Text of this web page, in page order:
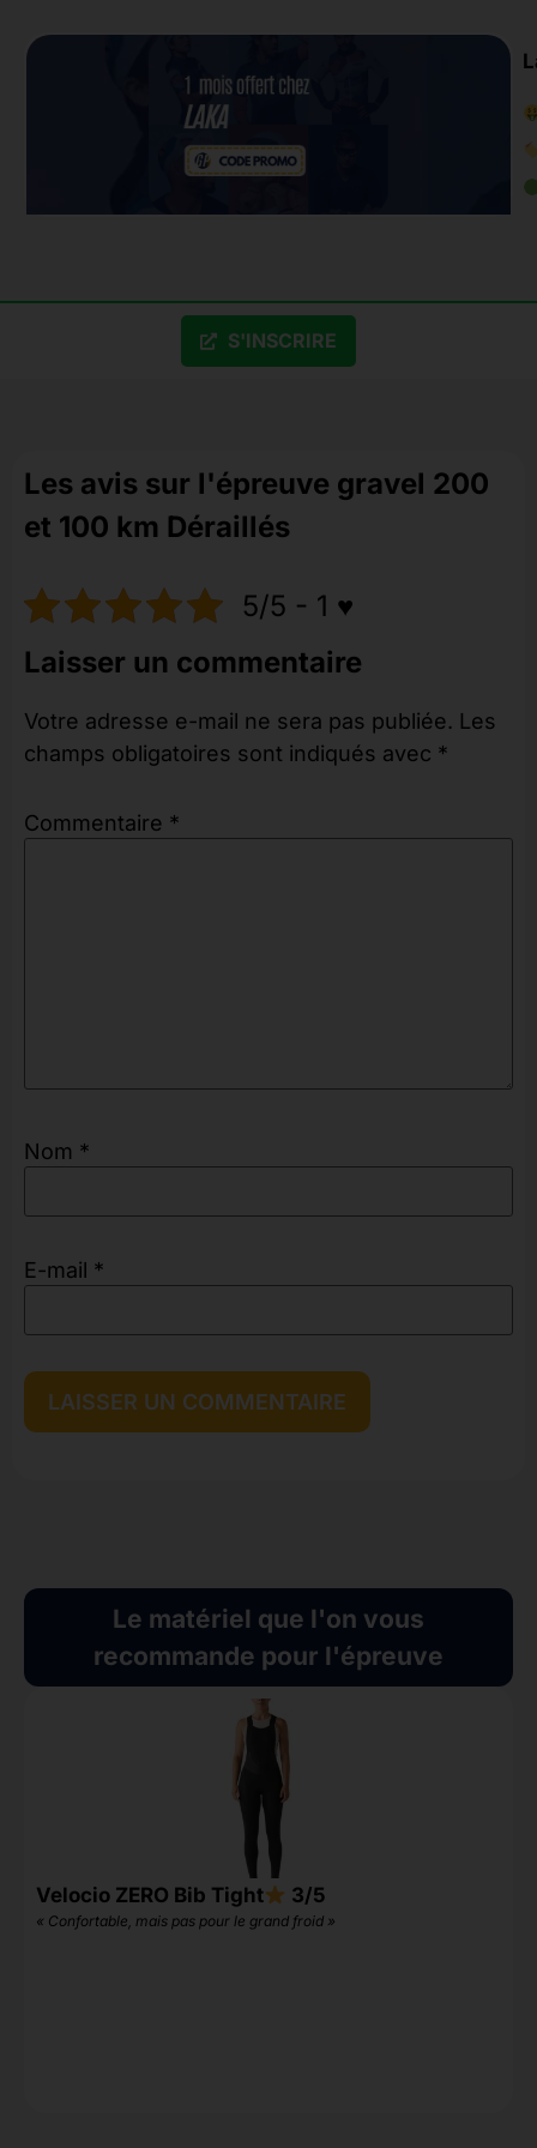
S'INSCRIRE
Les avis sur l'épreuve gravel 200
et 100 km Déraillés
5/5 - 1 ♥️
Laisser un commentaire
Votre adresse e-mail ne sera pas publiée. Les
champs obligatoires sont indiqués avec *
Commentaire *
Nom *
E-mail *
Le matériel que l'on vous
recommande pour l'épreuve
Velocio ZERO Bib Tight 3/5
« Confortable, mais pas pour le grand froid »